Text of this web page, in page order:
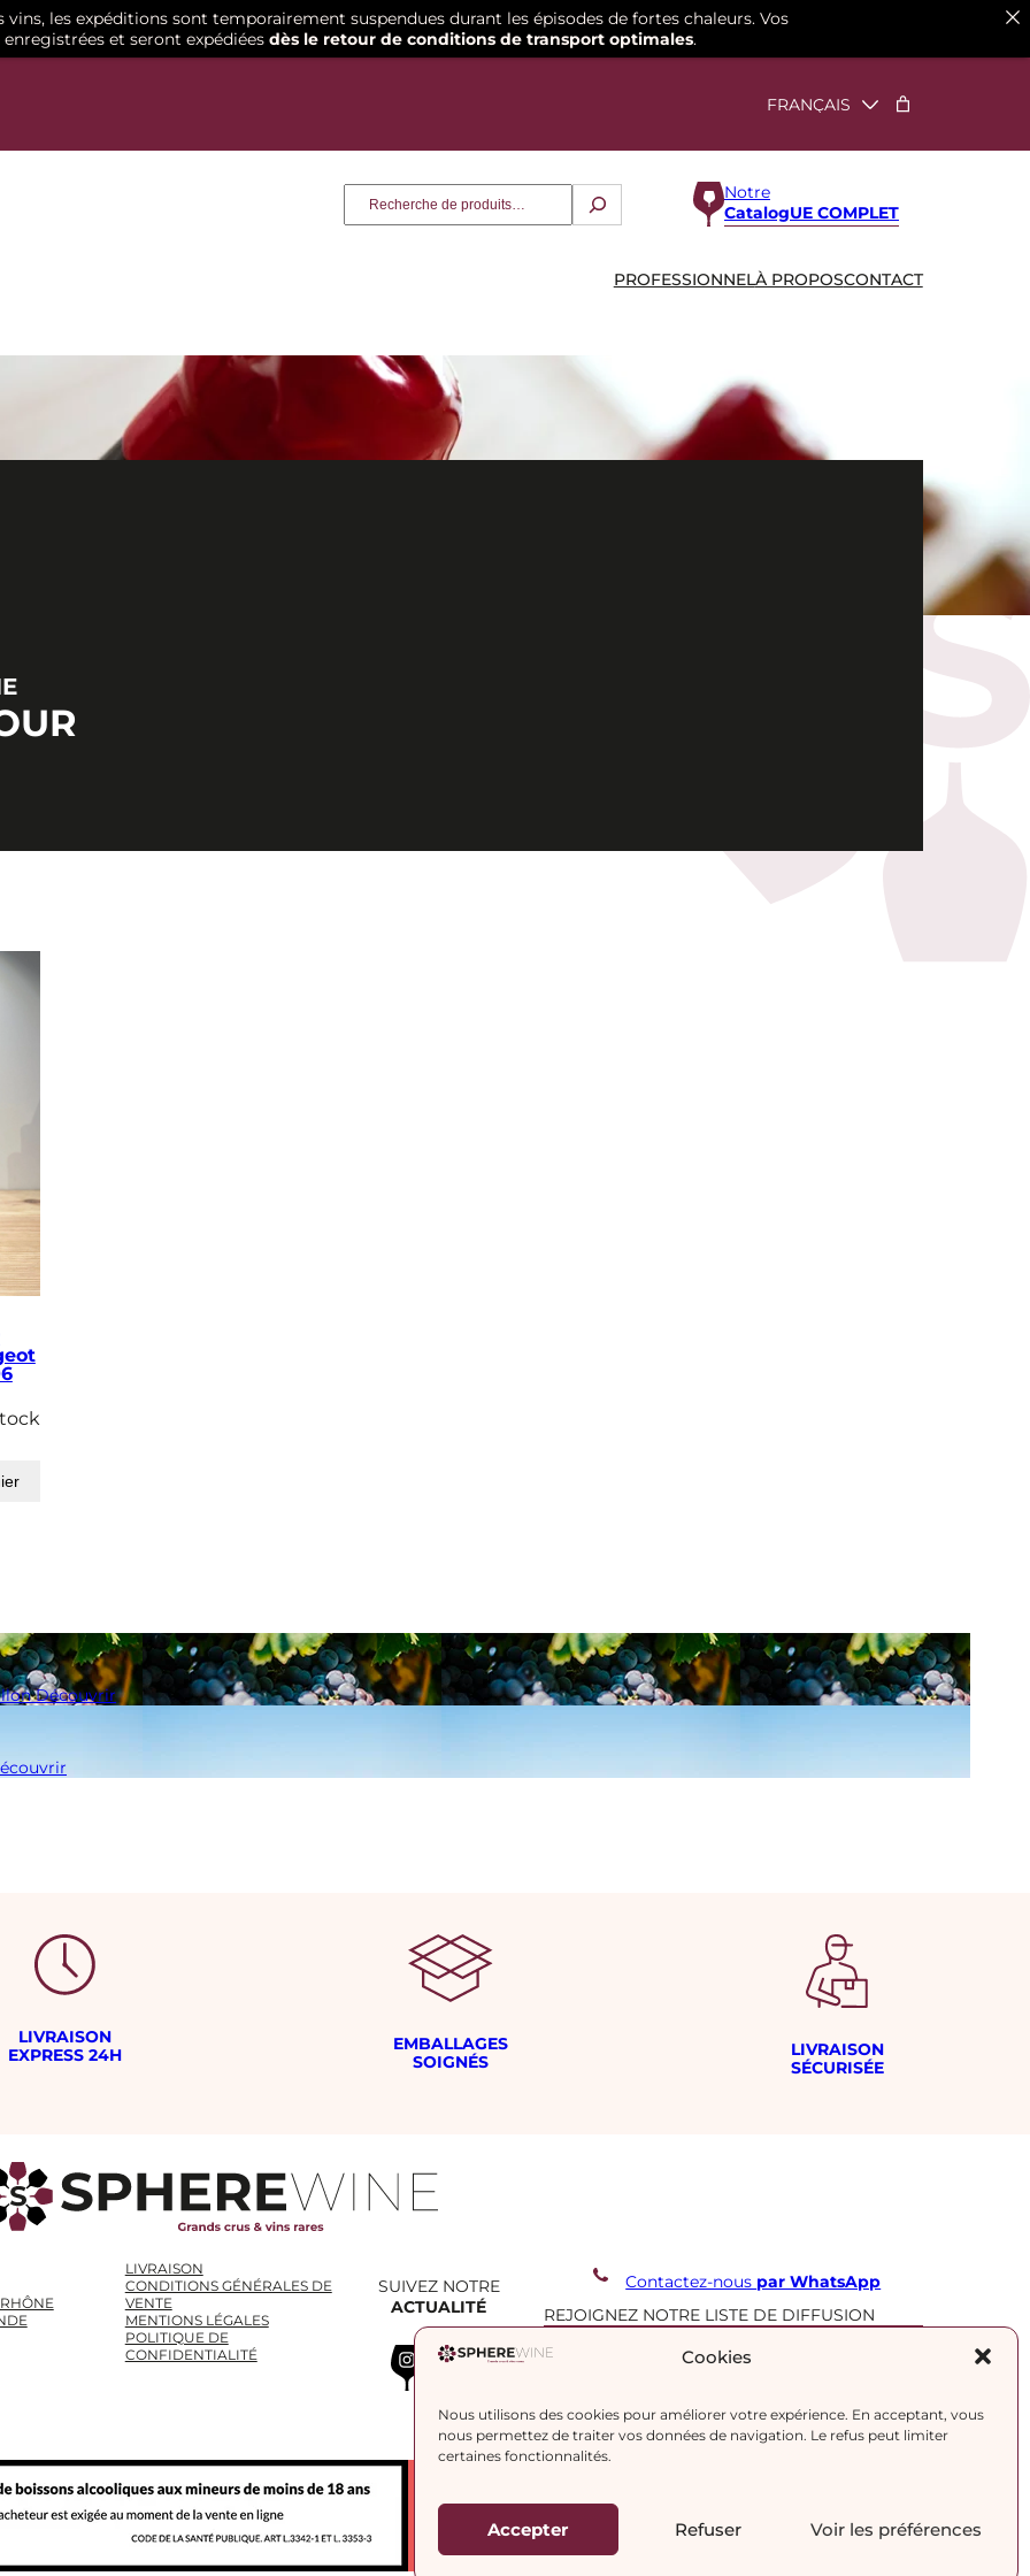
Cookies
Nous utilisons des cookies pour améliorer votre expérience. En acceptant, vous
nous permettez de traiter vos données de navigation. Le refus peut limiter
certaines fonctionnalités.
Accepter Refuser Voir les préférences
Notre
CatalogUE COMPLET
PROFESSIONNELÀ PROPOSCONTACT
Découvrir
LIVRAISON
EXPRESS 24H
EMBALLAGES
SOIGNÉS
LIVRAISON
SÉCURISÉE
LIVRAISON
CONDITIONS GÉNÉRALES DE
VENTE
MENTIONS LÉGALES
POLITIQUE DE
CONFIDENTIALITÉ
SUIVEZ NOTRE
ACTUALITÉ
Instagram WhatsApp LinkedIn
Contactez-nous par WhatsApp
REJOIGNEZ NOTRE LISTE DE DIFFUSION
les expéditions sont temporairement suspendues durant les épisodes de fortes chaleurs. Vos
et seront expédiées dès le retour de conditions de transport optimales.